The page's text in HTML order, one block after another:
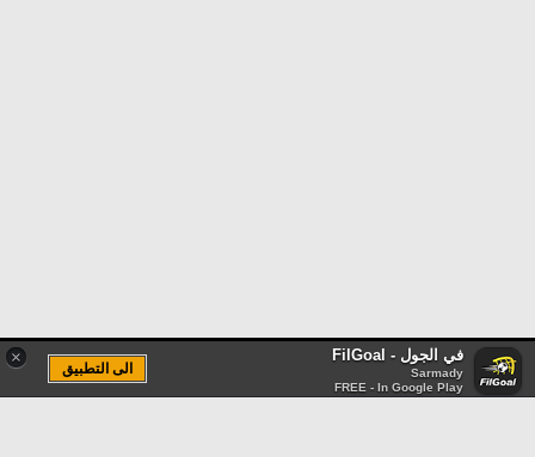
× في الجول - FilGoal
Sarmady
FREE - In Google Play
الى التطبيق